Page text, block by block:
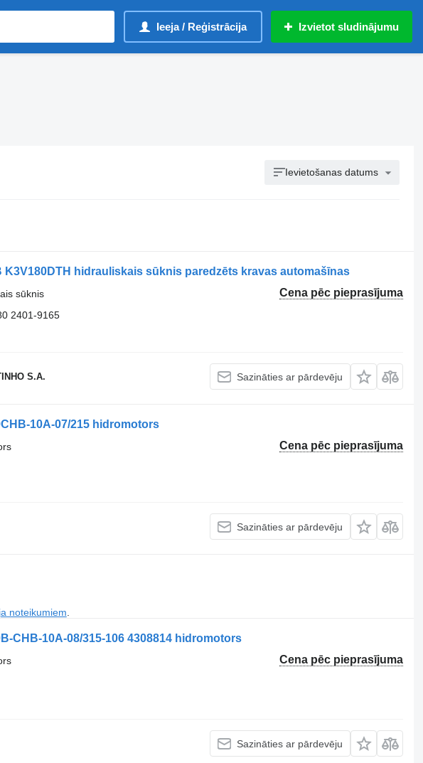
Ieeja / Reģistrācija Izvietot sludinājumu
Ievietošanas datums
K3V180DTH hidrauliskais sūknis paredzēts kravas automašīnas
Cena pēc pieprasījuma
sūknis
2401-9165
S.A. Sazināties ar pārdevēju
10A-07/215 hidromotors
Cena pēc pieprasījuma
Sazināties ar pārdevēju
noteikumiem
CHB-10A-08/315-106 4308814 hidromotors
Cena pēc pieprasījuma
Sazināties ar pārdevēju